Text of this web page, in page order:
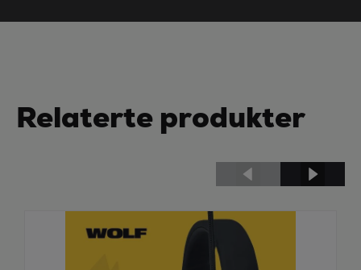
Relaterte produkter